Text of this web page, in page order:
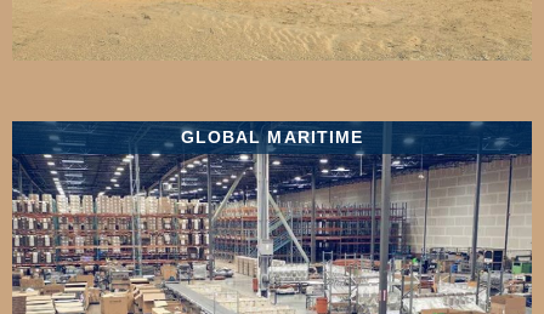
GLOBAL MARITIME